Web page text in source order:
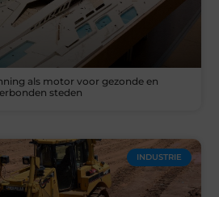
als motor voor gezonde en
steden
INDUSTRIE